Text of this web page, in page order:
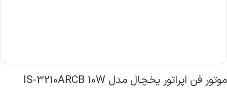
موتور فن اپراتور یخچال مدل IS-3210ARCB 10W